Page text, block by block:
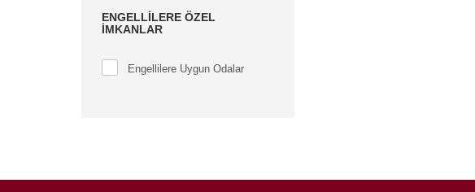
ENGELLILERE ÖZEL
İMKANLAR
Engellilere Uygun Odalar